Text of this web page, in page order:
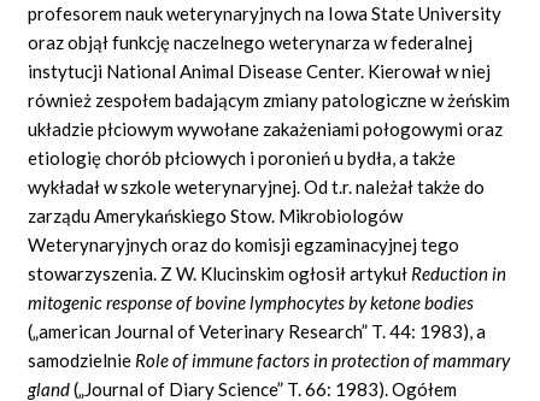
profesorem nauk weterynaryjnych na Iowa State University
oraz objął funkcję naczelnego weterynarza w federalnej
instytucji National Animal Disease Center. Kierował w niej
również zespołem badającym zmiany patologiczne w żeńskim
układzie płciowym wywołane zakażeniami połogowymi oraz
etiologię chorób płciowych i poronień u bydła, a także
wykładał w szkole weterynaryjnej. Od t.r. należał także do
zarządu Amerykańskiego Stow. Mikrobiologów
Weterynaryjnych oraz do komisji egzaminacyjnej tego
stowarzyszenia. Z W. Klucinskim ogłosił artykuł Reduction in
mitogenic responseof bovine lymphocytes by ketone bodies
(„american Journal of Veterinary Research” T. 44: 1983), a
samodzielnie Role of immune factors in protection of mammary
gland(„Journal of Diary Science” T. 66: 1983). Ogółem